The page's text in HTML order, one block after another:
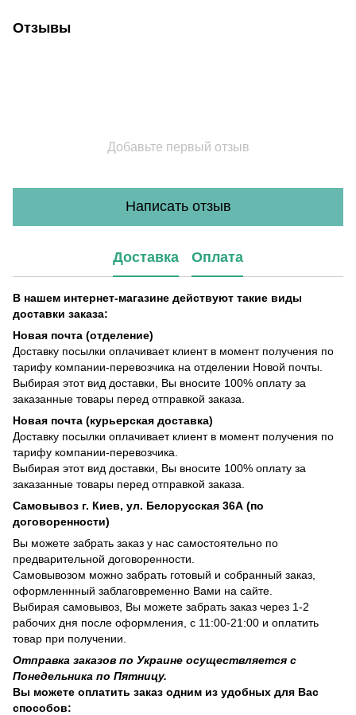
Отзывы
Добавьте первый отзыв
Написать отзыв
Доставка Оплата
В нашем интернет-магазине действуют такие виды
доставки заказа:
Новая почта (отделение)
Доставку посылки оплачивает клиент в момент получения по
тарифу компании-перевозчика на отделении Новой почты.
Выбирая этот вид доставки, Вы вносите 100% оплату за
заказанные товары перед отправкой заказа.
Новая почта (курьерская доставка)
Доставку посылки оплачивает клиент в момент получения по
тарифу компании-перевозчика.
Выбирая этот вид доставки, Вы вносите 100% оплату за
заказанные товары перед отправкой заказа.
Самовывоз г. Киев, ул. Белорусская 36А (по
договоренности)
Вы можете забрать заказ у нас самостоятельно по
предварительной договоренности.
Самовывозом можно забрать готовый и собранный заказ,
оформленнный заблаговременно Вами на сайте.
Выбирая самовывоз, Вы можете забрать заказ через 1-2
рабочих дня после оформления, с 11:00-21:00 и оплатить
товар при получении.
Отправка заказов по Украине осуществляется с
Понедельника по Пятницу.
Вы можете оплатить заказ одним из удобных для Вас
способов: